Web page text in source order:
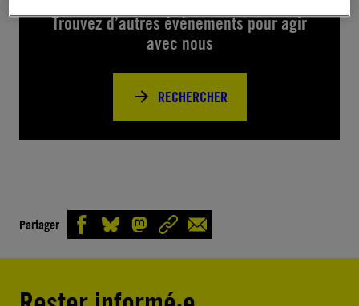
Trouvez d’autres événements pour agir
avec nous
RECHERCHER
Partager